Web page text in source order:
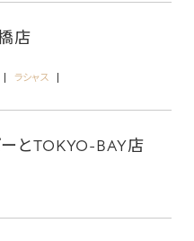
店
ラシャス
とTOKYO-BAY店